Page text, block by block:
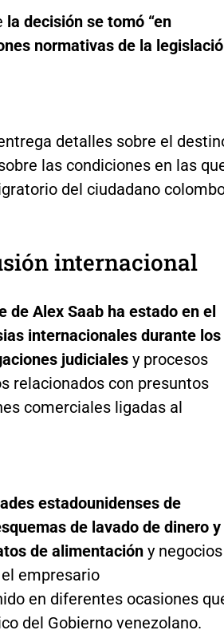
la decisión se tomó “en
normativas de la
detalles sobre el
las condiciones en las
del ciudadano
internacional
de Alex Saab ha estado en el
internacionales durante los
judiciales y procesos
relacionados con presuntos
comerciales ligadas al
estadounidenses de
de lavado de dinero y
de alimentación y negocios
empresario
en diferentes ocasiones
del Gobierno venezolano.